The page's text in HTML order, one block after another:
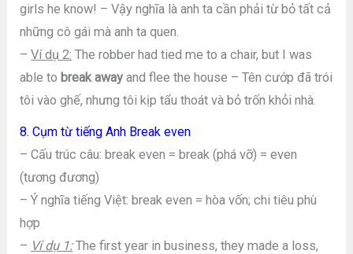
girls he know! – Vậy nghĩa là anh ta cần phải từ bỏ tất cả
những cô gái mà anh ta quen.
–Ví dụ 2: The robber had tied me to a chair, but I was
able to break away and flee the house – Tên cướp đã trói
tôi vào ghế, nhưng tôi kịp tẩu thoát và bỏ trốn khỏi nhà.
8. Cụm từ tiếng Anh Break even
– Cấu trúc câu: break even = break (phá vỡ) = even
(tương đương)
– Ý nghĩa tiếng Việt: break even = hòa vốn; chi tiêu phù
hợp
– Ví dụ 1:The first year in business, they made a loss,